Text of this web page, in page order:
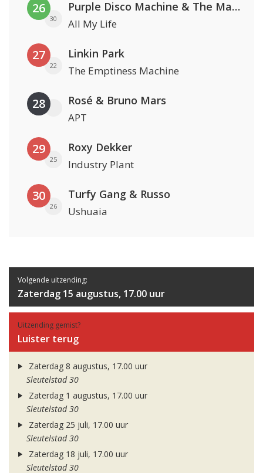
26
30
Purple Disco Machine & The Magician
All My Life
27
22
Linkin Park
The Emptiness Machine
28 Rosé & Bruno Mars
APT
29
25
Roxy Dekker
Industry Plant
30
26
Turfy Gang & Russo
Ushuaia
Volgende uitzending:
Zaterdag 15 augustus, 17.00 uur
Uitzending gemist?
Luister terug
Zaterdag 8 augustus, 17.00 uur
Sleutelstad 30
Zaterdag 1 augustus, 17.00 uur
Sleutelstad 30
Zaterdag 25 juli, 17.00 uur
Sleutelstad 30
Zaterdag 18 juli, 17.00 uur
Sleutelstad 30